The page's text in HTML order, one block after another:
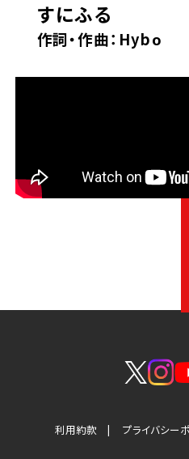
すにふる
作詞・作曲：Hybo
利用約款 プライバシー